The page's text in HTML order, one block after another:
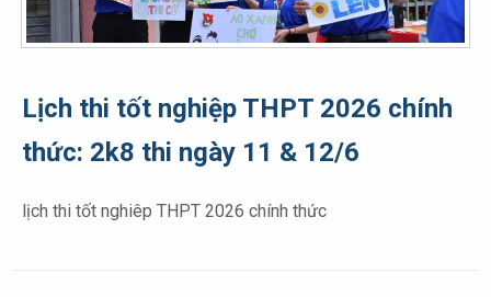
Lịch thi tốt nghiệp THPT 2026 chính
thức: 2k8 thi ngày 11 & 12/6
lịch thi tốt nghiêp THPT 2026 chính thức